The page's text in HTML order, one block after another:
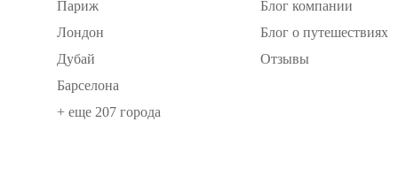
Париж
Лондон
Дубай
Барселона
+ еще 207 города
Блог компании
Блог о путешествиях
Отзывы